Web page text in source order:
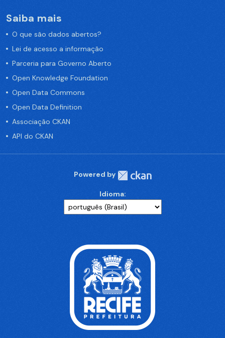
Saiba mais
O que são dados abertos?
Lei de acesso a informação
Parceria para Governo Aberto
Open Knowledge Foundation
Open Data Commons
Open Data Definition
Associação CKAN
API do CKAN
Powered by
Idioma